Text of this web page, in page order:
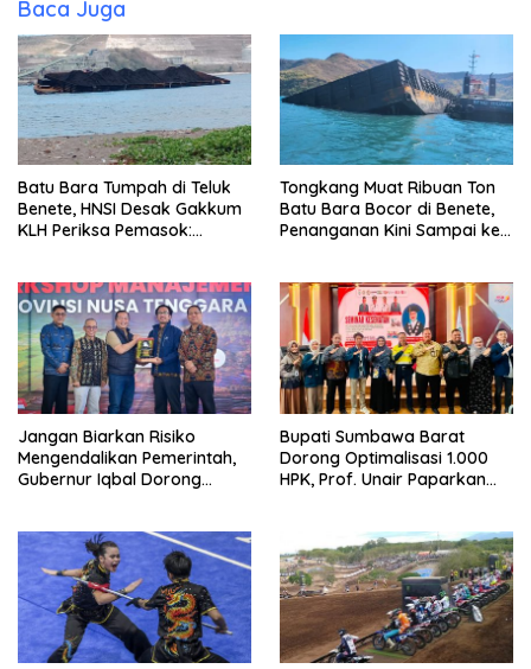
Baca Juga
Batu Bara Tumpah di Teluk
Benete, HNSI Desak Gakkum
KLH Periksa Pemasok:
Tongkang Muat Ribuan Ton
Batu Bara Bocor di Benete,
Penanganan Kini Sampai ke
Jangan Biarkan Risiko
Mengendalikan Pemerintah,
Gubernur Iqbal Dorong
Bupati Sumbawa Barat
Dorong Optimalisasi 1.000
HPK, Prof. Unair Paparkan